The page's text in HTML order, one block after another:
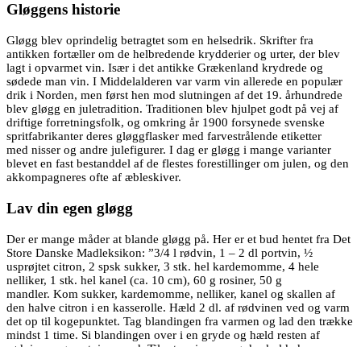
Gløggens historie
Gløgg blev oprindelig betragtet som en helsedrik. Skrifter fra
antikken fortæller om de helbredende krydderier og urter, der blev
lagt i opvarmet vin. Især i det antikke Grækenland krydrede og
sødede man vin. I Middelalderen var varm vin allerede en populær
drik i Norden, men først hen mod slutningen af det 19. århundrede
blev gløgg en juletradition. Traditionen blev hjulpet godt på vej af
driftige forretningsfolk, og omkring år 1900 forsynede svenske
spritfabrikanter deres gløggflasker med farvestrålende etiketter
med nisser og andre julefigurer. I dag er gløgg i mange varianter
blevet en fast bestanddel af de flestes forestillinger om julen, og den
akkompagneres ofte af æbleskiver.
Lav din egen gløgg
Der er mange måder at blande gløgg på. Her er et bud hentet fra Det
Store Danske Madleksikon: ”3/4 l rødvin, 1 – 2 dl portvin, ½
usprøjtet citron, 2 spsk sukker, 3 stk. hel kardemomme, 4 hele
nelliker, 1 stk. hel kanel (ca. 10 cm), 60 g rosiner, 50 g
mandler. Kom sukker, kardemomme, nelliker, kanel og skallen af
den halve citron i en kasserolle. Hæld 2 dl. af rødvinen ved og varm
det op til kogepunktet. Tag blandingen fra varmen og lad den trække
mindst 1 time. Si blandingen over i en gryde og hæld resten af